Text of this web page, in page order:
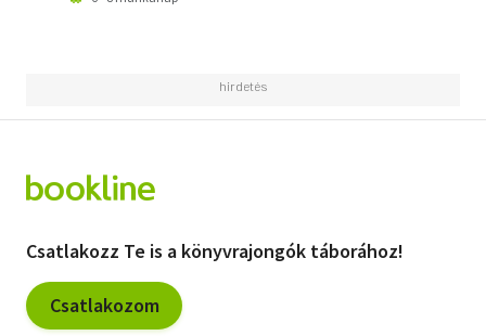
Csatlakozz Te is a könyvrajongók táborához!
Csatlakozom